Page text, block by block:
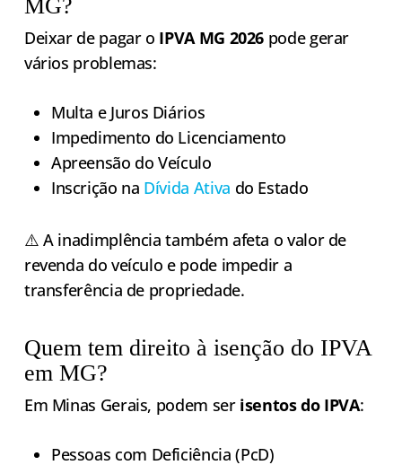
MG?
Deixar de pagar o IPVA MG 2026 pode gerar
vários problemas:
Multa e Juros Diários
Impedimento do Licenciamento
Apreensão do Veículo
Inscrição na Dívida Ativa do Estado
⚠️ A inadimplência também afeta o valor de
revenda do veículo e pode impedir a
transferência de propriedade.
Quem tem direito à isenção do IPVA
em MG?
Em Minas Gerais, podem ser isentos do IPVA:
Pessoas com Deficiência (PcD)